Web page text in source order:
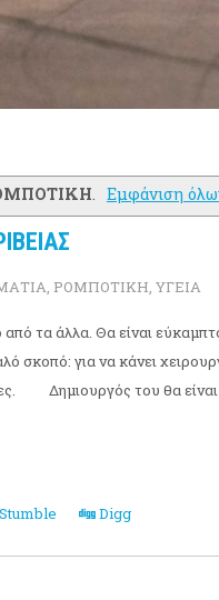
. Εμφάνιση
ΡΟΜΠΟΤΙΚΗ ΥΓΕΙΑ
από τα άλλα. Θα είναι
σκοπό: για να κάνει
Δημιουργός του θα είναι
Digg